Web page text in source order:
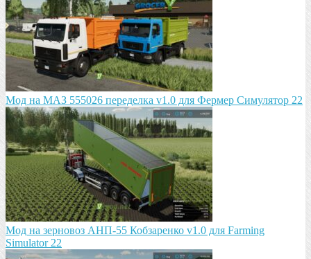
Мод на МАЗ 555026 пeрeдeлка v1.0 для Фермер Симулятор 22
Мод на зeрновоз АНП-55 Кобзарeнко v1.0 для Farming
Simulator 22